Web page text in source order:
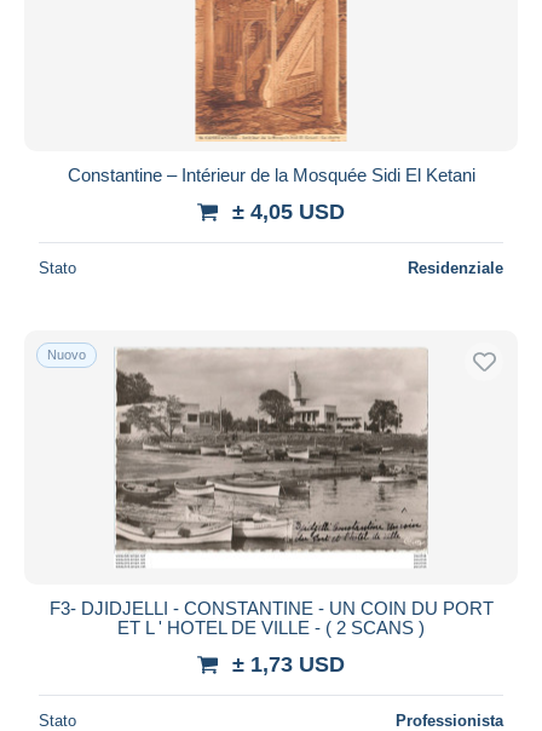
Constantine – Intérieur de la Mosquée Sidi El Ketani
± 4,05 USD
Stato Residenziale
Nuovo
F3- DJIDJELLI - CONSTANTINE - UN COIN DU PORT
ET L ' HOTEL DE VILLE - ( 2 SCANS )
± 1,73 USD
Stato Professionista